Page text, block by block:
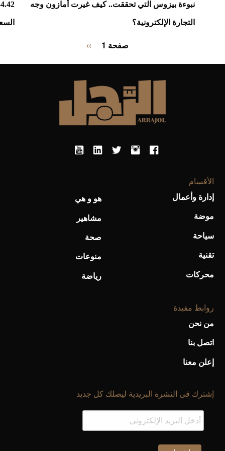
نبوءة بيزوس التي تحققت.. كيف غيرت أمازون وجه
التجارة الإلكترونية؟
صفحة 1
الصفحة
››
الأقسام
إدارة وأعمال
موضة
سياحة
تقنية
محركات
هو و هي
مشاهير
صحة
منوعات
رياضة
روابط مفيدة
من نحن
اتصل بنا
إعلن معنا
إشترك فى النشرة البريدية ليصلك كل جديد